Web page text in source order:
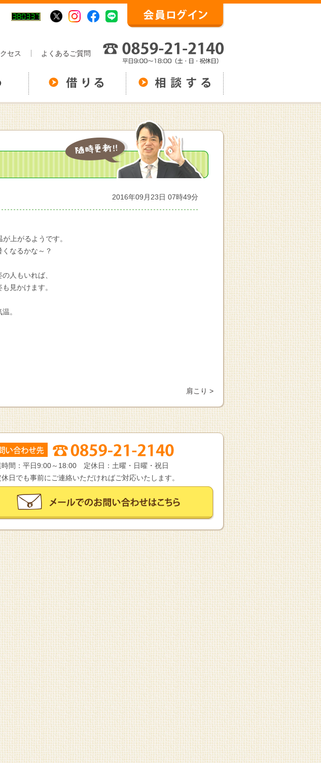
セス よくあるご質問
2016年09月23日 07時49分
上がるようです。
なるかな～？
人もいれば、
見かけます。
。
肩こり >
時間：平日9:00～18:00 定休日：土曜・日曜・祝日
日でも事前にご連絡いただければご対応いたします。